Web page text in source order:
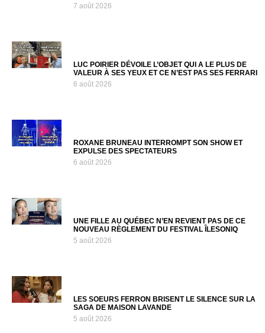
7 août 2026
LUC POIRIER DÉVOILE L’OBJET QUI A LE PLUS DE
VALEUR À SES YEUX ET CE N’EST PAS SES FERRARI
6 août 2026
ROXANE BRUNEAU INTERROMPT SON SHOW ET
EXPULSE DES SPECTATEURS
6 août 2026
UNE FILLE AU QUÉBEC N’EN REVIENT PAS DE CE
NOUVEAU RÈGLEMENT DU FESTIVAL ÎLESONIQ
5 août 2026
LES SOEURS FERRON BRISENT LE SILENCE SUR LA
SAGA DE MAISON LAVANDE
5 août 2026